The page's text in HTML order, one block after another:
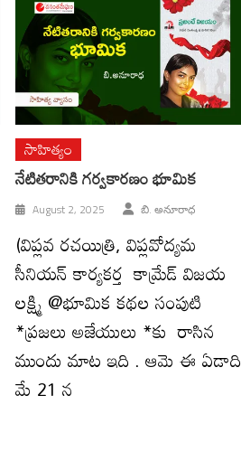
సాహిత్యం
నేటితరానికి గర్వకారణం భూమిక
August 2, 2025 బి. అనూరాధ
(విప్లవ రచయిత్రి, విప్లవోద్యమ
సీనియన్ కార్యకర్త కామ్రేడ్ విజయ
లక్ష్మి @భూమిక కథల సంపుటి
*ప్రజలు అజేయులు *కు రాసిన
ముందు మాట ఇది . ఆమె ఈ ఏడాది
మే 21 న